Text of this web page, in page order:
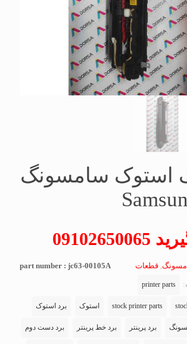
استوک سامسونگ
part number : jc63-00105A , قطعات
printer parts
stock printer parts استوک برد استوک
برد پرینتر برد خط پرینتر برد دست دوم